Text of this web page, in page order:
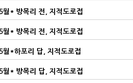
지역
* 방목리 전, 지적도로접
* 방목리 전, 지적도로접
*하포리 답, 지적도로접
* 방목리 답, 지적도로접